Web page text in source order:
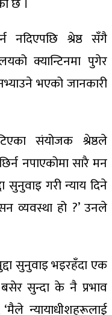
नदिएपछि श्रेष्ठ सँगै
क्यान्टिनमा पुगेर
भएको जानकारी
संयोजक श्रेष्ठले
नपाएकोमा सारै मन
सुनुवाइ गरी न्याय दिने
व्यवस्था हो ?’ उनले
सुनुवाइ भइरहँदा एक
सुन्दा के नै प्रभाव
न्यायाधीशहरूलाई